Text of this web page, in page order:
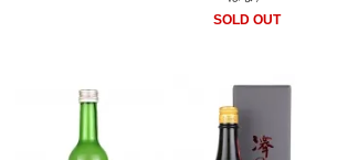
SOLD OUT